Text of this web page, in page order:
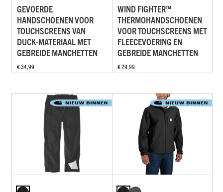
GEVOERDE
HANDSCHOENEN VOOR
TOUCHSCREENS VAN
DUCK-MATERIAAL MET
GEBREIDE MANCHETTEN
€ 34,99
WIND FIGHTER™
THERMOHANDSCHOENEN
VOOR TOUCHSCREENS MET
FLEECEVOERING EN
GEBREIDE MANCHETTEN
€ 29,99